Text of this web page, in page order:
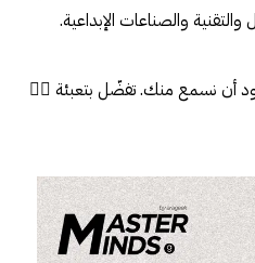
والصناعات الإبداعية.
أن نسمع منك. تفضّل بتعبئة 👈🏼